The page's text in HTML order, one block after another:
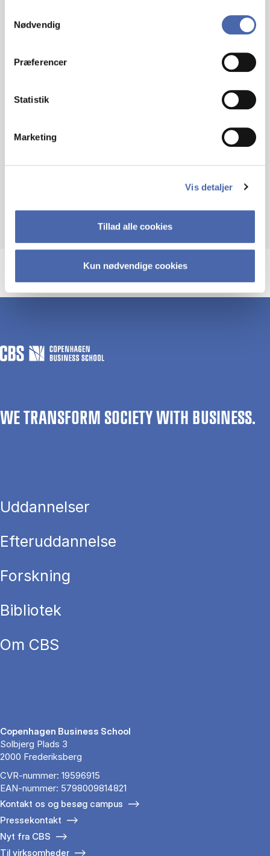
markedsføring. Du bestemmer selv - og kan altid trække
Nødvendig
Præferencer
Statistik
Marketing
Vis detaljer
Tillad alle cookies
Kun nødvendige cookies
INTELLIGENCE IN
MANAGEMENT
SYSTEMATIC REVIEW
Link to the publication here
WE TRANSFORM SOCIETY WITH BUSINESS.
Uddannelser
Efteruddannelse
Forskning
Bibliotek
Om CBS
Copenhagen Business School
Solbjerg Plads 3
2000 Frederiksberg
CVR-nummer: 19596915
EAN-nummer: 5798009814821
Kontakt os og besøg campus
Pressekontakt
Nyt fra CBS
Til virksomheder